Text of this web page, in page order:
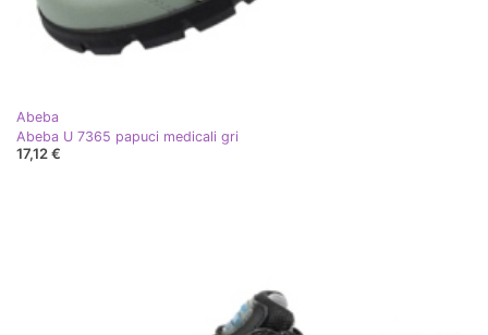
Abeba
Abeba U 7365 papuci medicali gri
17,12 €